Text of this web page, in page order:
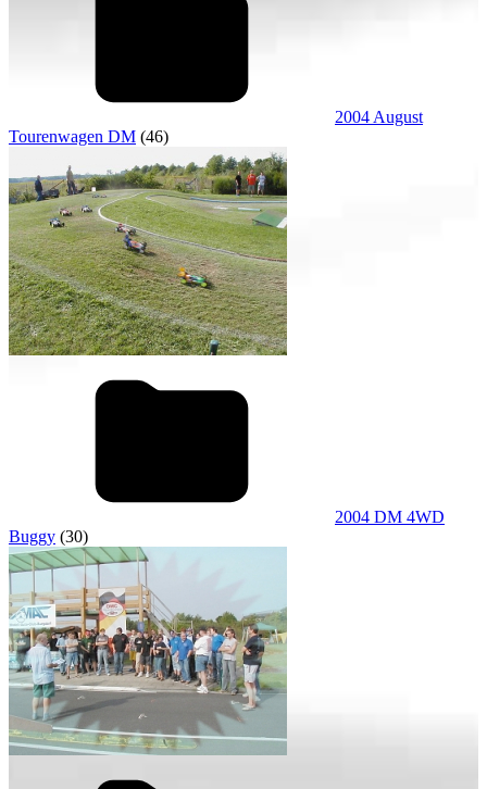
2004 August
Tourenwagen DM (46)
2004 DM 4WD
Buggy (30)